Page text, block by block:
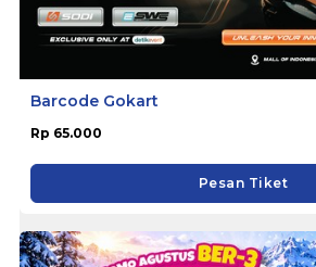
Barcode Gokart
Rp 65.000
Pesan Tiket